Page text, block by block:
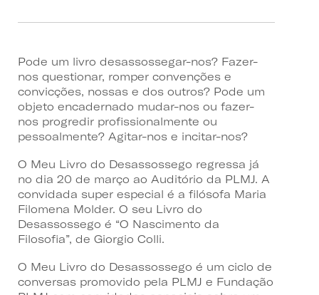
Pode um livro desassossegar-nos? Fazer-
nos questionar, romper convenções e
convicções, nossas e dos outros? Pode um
objeto encadernado mudar-nos ou fazer-
nos progredir profissionalmente ou
pessoalmente? Agitar-nos e incitar-nos?
O Meu Livro do Desassossego regressa já
no dia 20 de março ao Auditório da PLMJ. A
convidada super especial é a filósofa Maria
Filomena Molder. O seu Livro do
Desassossego é “O Nascimento da
Filosofia”, de Giorgio Colli.
O Meu Livro do Desassossego é um ciclo de
conversas promovido pela PLMJ e Fundação